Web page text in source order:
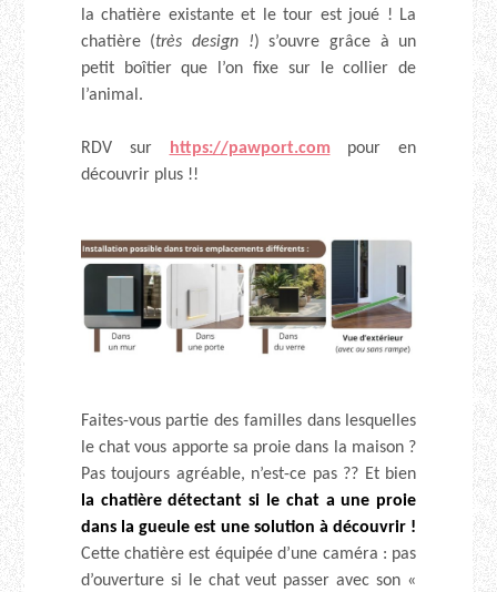
la chatière existante et le tour est joué ! La
chatière (très design !) s’ouvre grâce à un
petit boîtier que l’on fixe sur le collier de
l’animal.
RDV sur https://pawport.com pour en
découvrir plus !!
Faites-vous partie des familles dans lesquelles
le chat vous apporte sa proie dans la maison ?
Pas toujours agréable, n’est-ce pas ?? Et bien
la chatière détectant si le chat a une proie
dans la gueule est une solution à découvrir !
Cette chatière est équipée d’une caméra : pas
d’ouverture si le chat veut passer avec son «